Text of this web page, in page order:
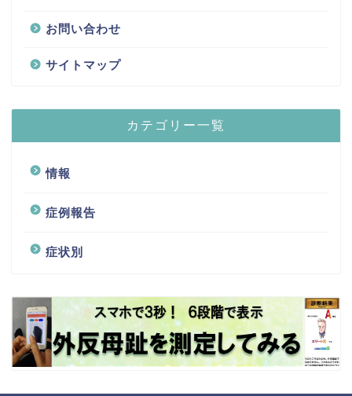
お問い合わせ
サイトマップ
カテゴリー一覧
情報
症例報告
症状別